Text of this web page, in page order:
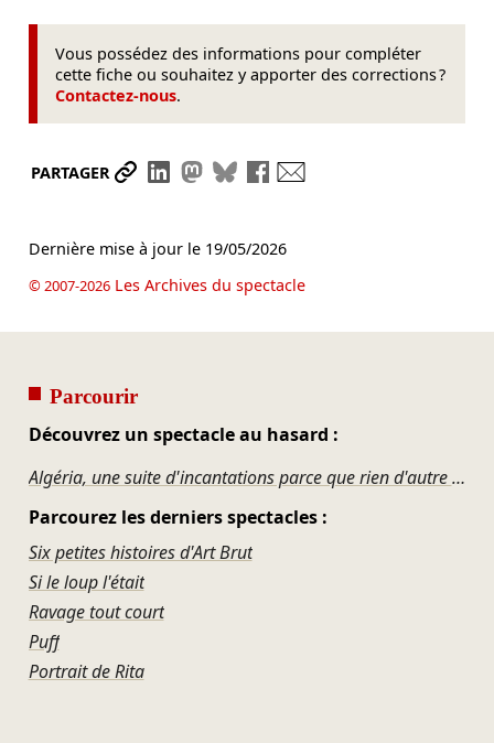
Vous possédez des informations pour compléter
cette fiche ou souhaitez y apporter des corrections ?
Contactez-nous.
PARTAGER Partager le lien
Partager sur LinkedIn
Partager sur Mastodon
Partager sur Bluesky
Partager sur Facebook
Dernière mise à jour le 19/05/2026
© 2007-2026Les Archives du spectacle
Parcourir
Découvrez un spectacle au hasard :
Algéria, une suite d'incantations parce que rien d'autre ne marche
Parcourez les derniers spectacles :
Six petites histoires d'Art Brut
Si le loup l'était
Ravage tout court
Puff
Portrait de Rita